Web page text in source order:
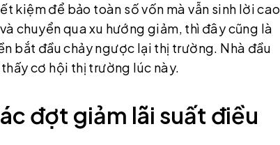
kiệm để bảo toàn số vốn mà vẫn sinh lời cao
chuyển qua xu hướng giảm, thì đây cũng là
bắt đầu chảy ngược lại thị trường. Nhà đầu
cơ hội thị trường lúc này.
đợt giảm lãi suất điều